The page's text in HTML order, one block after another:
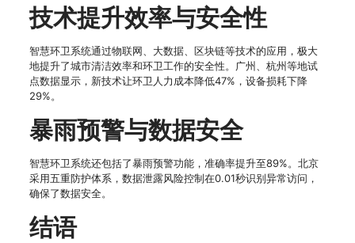
技术提升效率与安全性
智慧环卫系统通过物联网、大数据、区块链等技术的应用，极大
地提升了城市清洁效率和环卫工作的安全性。广州、杭州等地试
点数据显示，新技术让环卫人力成本降低47%，设备损耗下降
29%。
暴雨预警与数据安全
智慧环卫系统还包括了暴雨预警功能，准确率提升至89%。北京
采用五重防护体系，数据泄露风险控制在0.01秒识别异常访问，
确保了数据安全。
结语